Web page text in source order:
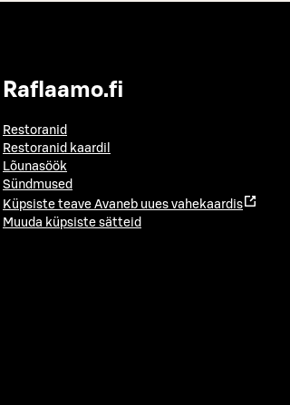
Raflaamo.fi
Restoranid
Restoranid kaardil
Lõunasöök
Sündmused
Küpsiste teave Avaneb uues vahekaardis
Muuda küpsiste sätteid